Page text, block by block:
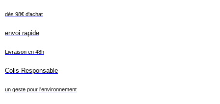
dès 98€ d'achat
envoi rapide
Livraison en 48h
Colis Responsable
un geste pour l'environnement